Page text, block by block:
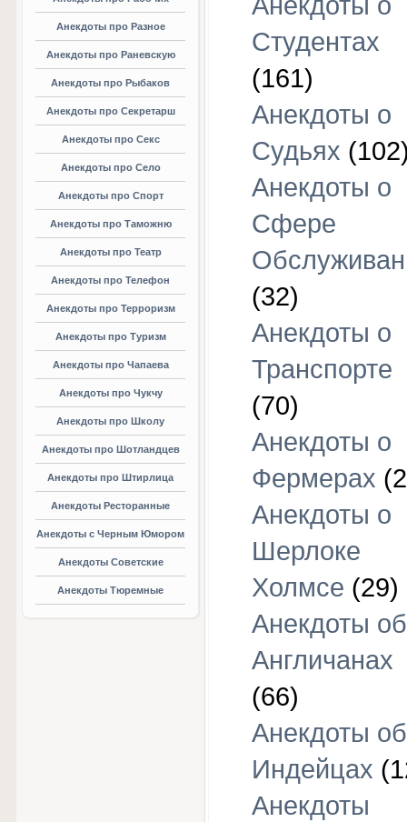
Анекдоты про Разное
Анекдоты про Раневскую
Анекдоты про Рыбаков
Анекдоты про Секретарш
Анекдоты про Секс
Анекдоты про Село
Анекдоты про Спорт
Анекдоты про Таможню
Анекдоты про Театр
Анекдоты про Телефон
Анекдоты про Терроризм
Анекдоты про Туризм
Анекдоты про Чапаева
Анекдоты про Чукчу
Анекдоты про Школу
Анекдоты про Шотландцев
Анекдоты про Штирлица
Анекдоты Ресторанные
Анекдоты с Черным Юмором
Анекдоты Советские
Анекдоты Тюремные
Анекдоты о
Студентах
(161)
Анекдоты о
Судьях
Анекдоты о
Сфере
(32)
Анекдоты о
Транспорте
(70)
Анекдоты о
Фермерах
Анекдоты о
Шерлоке
Холмсе (29)
Анекдоты об
Англичанах
(66)
Анекдоты об
Индейцах
Анекдоты